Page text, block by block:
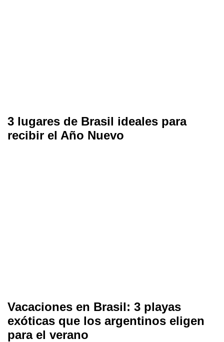
3 lugares de Brasil ideales para
recibir el Año Nuevo
Vacaciones en Brasil: 3 playas
exóticas que los argentinos eligen
para el verano